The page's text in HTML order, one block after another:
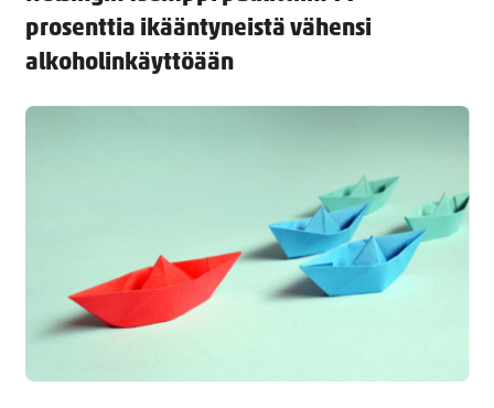
prosenttia ikääntyneistä vähensi
alkoholinkäyttöään